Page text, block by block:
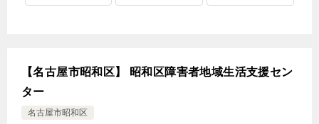
【名古屋市昭和区】 昭和区障害者地域生活支援セン
ター
名古屋市昭和区